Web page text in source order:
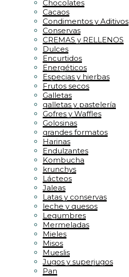
Chocolates
Cacaos
Condimentos y Aditivos
Conservas
CREMAS y RELLENOS
Dulces
Encurtidos
Energéticos
Especias y hierbas
Frutos secos
Galletas
galletas y pastelería
Gofres y Waffles
Golosinas
grandes formatos
Harinas
Endulzantes
Kombucha
krunchys
Lácteos
Jaleas
Latas y conservas
leche y quesos
Legumbres
Mermeladas
Mieles
Misos
Mueslis
Jugos y superjugos
Pan